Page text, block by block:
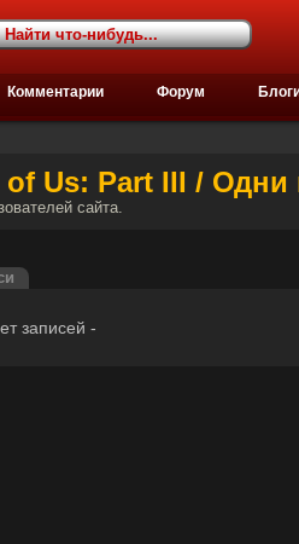
Комментарии Форум
Us: Part III /
сайта.
записей -